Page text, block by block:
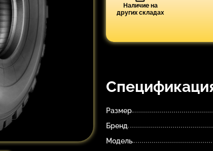
Размер
Бренд
Модель
Наличие на
других складах